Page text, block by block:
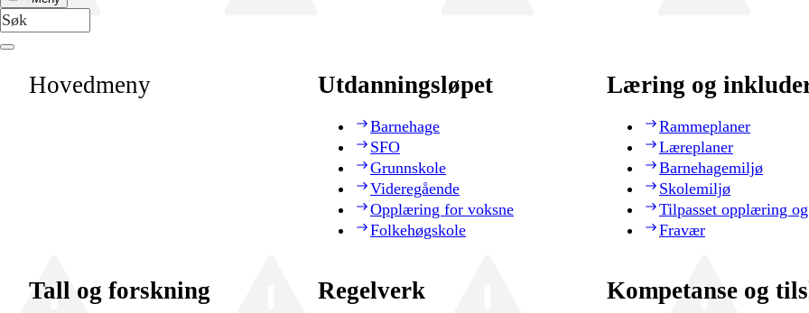
Hovedmeny Utdanningsløpet
Barnehage
SFO
Grunnskole
Videregående
Opplæring for voksne
Folkehøgskole
Læring og
Rammeplaner
Læreplaner
Barnehagemiljø
Skolemiljø
Tilpasset opplæring
Fravær
Tall og forskning Regelverk Kompetanse og